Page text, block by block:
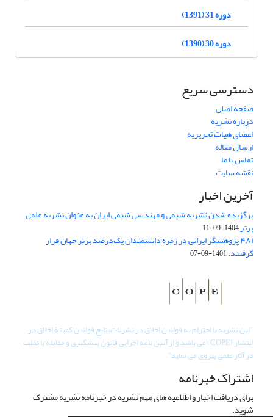
دوره 31 (1391)
دوره 30 (1390)
دسترسی سریع
صفحه اصلی
درباره نشریه
اعضای هیات تحریریه
ارسال مقاله
تماس با ما
نقشه سایت
آخرین اخبار
برگزیده شدن نشریه شیمی و مهندسی شیمی ایران به عنوان نشریه علمی
برتر1404-09-11
۴۸۱ پژوهشگر ایرانی در زمره دانشمندان یک‌درصد برتر جهان قرار
گرفتند.1401-09-07
"این نشریه با احترام به قوانین اخلاق در نشریات، تابع قوانین کمیتۀ اخلاق در
انتشار (COPE) می باشد و از آیین نامه اجرایی قانون پیشگیری و مقابله با تقلب
در آثار علمی پیروی می نماید".
اشتراک خبرنامه
برای دریافت اخبار و اطلاعیه های مهم نشریه در خبرنامه نشریه مشترک
شوید.